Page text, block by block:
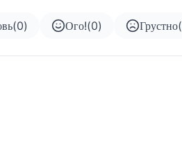
(0) Ого!(0) Грустно(